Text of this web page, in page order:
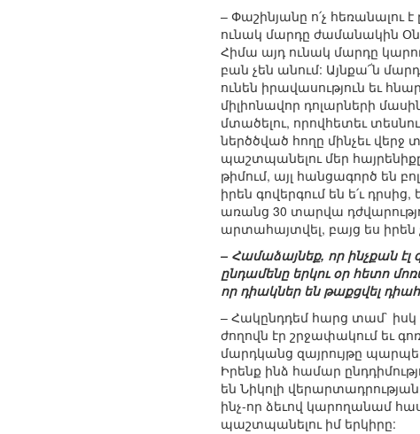
– Փաշինյանը ո՛չ հեռանալու
ունակ մարդը ժամանակին
Հիմա այդ ունակ մարդը
բան չեն անում: Այնքա՜ն
ունեն իրավասություն եւ
միլիոնավոր դոլարների
մտածելու, որովհետեւ
ներծծված հողը մինչեւ վերջ
պաշտպանելու մեր
թիմում, այլ հանցագործ են
իրեն գովերգում են ե՛ւ
առանց 30 տարվա
արտահայտվել, բայց ես
– Համաձայնեք, որ ինչքան էլ
ընդամենը երկու օր հետո
որ դիակներ են թաքցվել
– Հակընդդեմ հարց տամ` իսկ
ժողովն էր շրջափակում եւ
մարդկանց զայրույթը
Իրենք ինձ համար
են Նիկոլի
ինչ-որ ձեւով կարողանամ
պաշտպանելու իմ երկիրը: